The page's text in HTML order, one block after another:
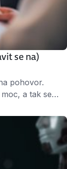
se na)
pohovor.
a tak se
se držet
pro vás do
už jdete na